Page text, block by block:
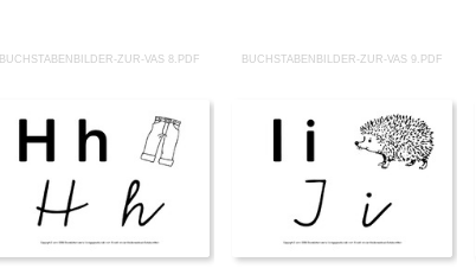
BUCHSTABENBILDER-ZUR-VAS 8.PDF BUCHSTABENBILDER-ZUR-VAS 9.PDF